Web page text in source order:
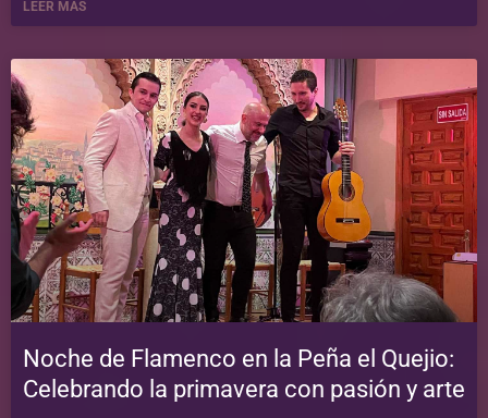
LEER MÁS
Noche de Flamenco en la Peña el Quejio:
Celebrando la primavera con pasión y arte